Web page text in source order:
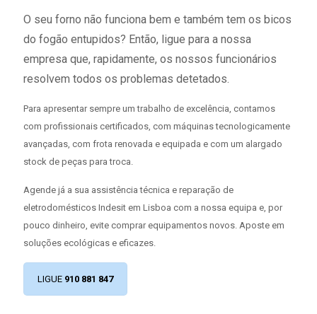
O seu forno não funciona bem e também tem os bicos
do fogão entupidos? Então, ligue para a nossa
empresa que, rapidamente, os nossos funcionários
resolvem todos os problemas detetados.
Para apresentar sempre um trabalho de excelência, contamos
com profissionais certificados, com máquinas tecnologicamente
avançadas, com frota renovada e equipada e com um alargado
stock de peças para troca.
Agende já a sua assistência técnica e reparação de
eletrodomésticos Indesit em Lisboa com a nossa equipa e, por
pouco dinheiro, evite comprar equipamentos novos. Aposte em
soluções ecológicas e eficazes.
LIGUE 910 881 847